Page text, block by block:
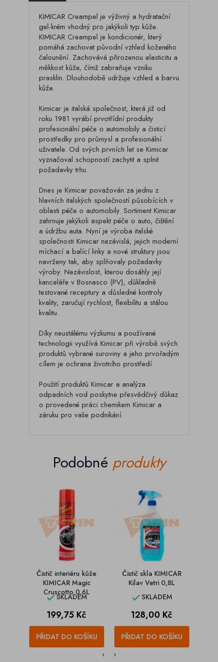
KIMICAR Creampel je výživný a hydratační
gel-krém vhodný pro jakýkoli typ kůže.
KIMICAR Creampel je kondicionér, který
pomáhá zachovat původní vzhled koženého
čalounění. Zachovává přirozenou elasticitu a
měkkost kůže, čímž zabraňuje vzniku
prasklin. Dlouhodobě udržuje vzhled a barvu
kůže.
Kimicar je italská společnost, která již od
roku 1981 vyrábí prvotřídní produkty
profesionální péče o automobily a čisticí
prostředky pro průmysl a profesionální
uživatele. Od svých prvních let se Kimicar
vyznačoval schopností zachytit a splnit
požadavky trhu.
Dnes je Kimicar považován za jednu z
hlavních italských společností působících v
oblasti péče o automobily. Sortiment Kimicar
zahrnuje jakýkoli aspekt péče o auto, čištění
a údržbu auta. Nyní je výroba italské
společnosti Kimicar nezávislá, jejich moderní
míchací a balící linky a nové struktury jsou
navrženy tak, aby splňovaly požadavky
výroby. Nezávislost, kterou dosáhly její
kanceláře v Bosnasco (PV), důkladně
testované receptury a důsledné kontroly
kvality, zaručují rychlost, flexibilitu a stálou
kvalitu.
Díky neustálému výzkumu a používané
technologii využívá Kimicar při výrobě svých
produktů vybrané suroviny a jeho prvořadým
cílem je ochrana životního prostředí.
Použití produktů Kimicar a analýza
odpadních vod poskytne přesvědčivý důkaz
o provedené práci chemikem Kimicar a
záruku pro vaše podnikání.
Podobné produkty
Čistič interiéru kůže
KIMICAR Magic
Cruscotto 0,6L
SKLADEM
Cena
199,75 Kč
PŘIDAT DO KOŠÍKU
Čistič skla KIMICAR
Kilav Vetri 0,8L
SKLADEM
Cena
128,00 Kč
PŘIDAT DO KOŠÍKU